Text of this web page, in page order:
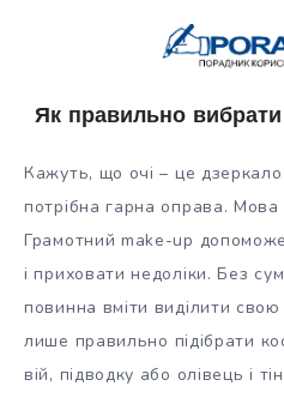
Як правильно вибрати
Кажуть, що очі – це
потрібна гарна оправа.
Грамотний make-up допоможе
і приховати недоліки. Без
повинна вміти виділити
лише правильно підібрати
вій, підводку або олівець і